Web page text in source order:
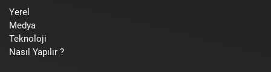
Yerel
Medya
Teknoloji
Nasıl Yapılır ?